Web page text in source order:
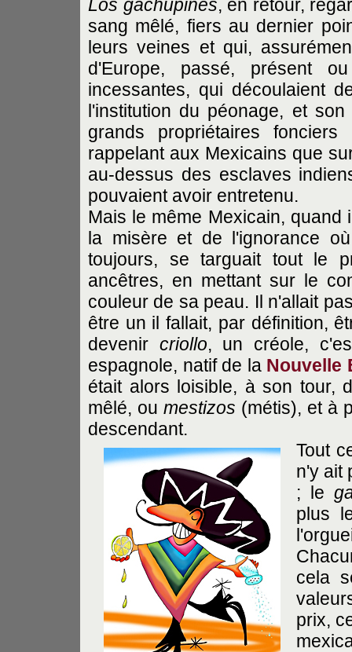
Los gachupines, en retour,
sang mêlé, fiers au dernier
leurs veines et qui,
d'Europe, passé, présent
incessantes, qui découlaient
l'institution du péonage, et
grands propriétaires
rappelant aux Mexicains que
au-dessus des esclaves
pouvaient avoir entretenu.
Mais le même Mexicain,
la misère et de l'ignorance
toujours, se targuait tout le
ancêtres, en mettant sur le
couleur de sa peau. Il n'allait
être un il fallait, par définition,
devenir criollo, un créole,
espagnole, natif de la Nouvelle
était alors loisible, à son tour,
mêlé, oumestizos (métis), et à
descendant.
Tout
n'y ait
; le
plus
cela
prix,